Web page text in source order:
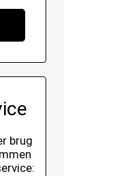
brug